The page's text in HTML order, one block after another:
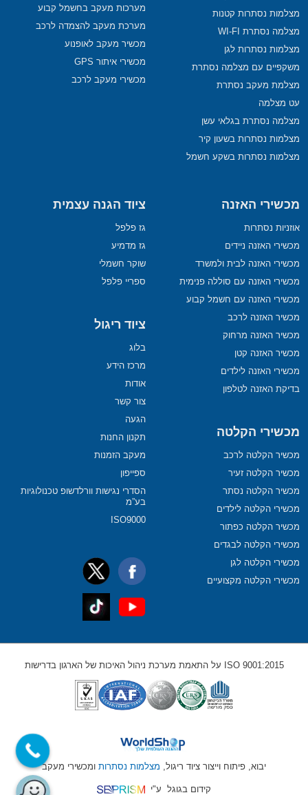
מצלמות נסתרות קטנות
מצלמה נסתרת WI-FI
מצלמות נסתרות לגן
משקפיים עם מצלמה נסתרת
מצלמת מעקב נסתרת
עט מצלמה
מצלמה נסתרת בגלאי עשן
מצלמות נסתרות בשעון קיר
מצלמות נסתרות בשקע חשמל
מערכות מעקב בחשמל קבוע
מערכת מעקב להצמדה לרכב
מכשיר מעקב לאופנוע
מכשירי איתור GPS
מכשירי מעקב לרכב
מכשירי האזנה
אוזניות נסתרות
מכשירי האזנה ניידים
מכשירי האזנה לבית ולמשרד
מכשירי האזנה עם סוללה פנימית
מכשירי האזנה עם חשמל קבוע
מכשיר האזנה לרכב
מכשיר האזנה מרחוק
מכשיר האזנה קטן
מכשירי האזנה לילדים
בדיקת האזנה לטלפון
מכשירי הקלטה
מכשיר הקלטה לרכב
מכשיר הקלטה זעיר
מכשיר הקלטה נסתר
מכשירי הקלטה לילדים
מכשיר הקלטה כפתור
מכשירי הקלטה לבגדים
מכשירי הקלטה לגן
מכשירי הקלטה מקצועיים
ציוד הגנה עצמית
גז פלפל
גז מדמיע
שוקר חשמלי
ספריי פלפל
ציוד ריגול
בלוג
מרכז הידע
אודות
צור קשר
הגעה
תקנון החנות
מעקב הזמנות
ספייפון
הסדרי נגישות וורלדשופ טכנולוגיות
בע”מ
ISO9000
ISO 9001:2015 על התאמת מערכת ניהול האיכות של הארגון בדרישות
יבוא, פיתוח וייצור ציוד ריגול, מצלמות נסתרות ומכשירי מעקב
קידום בגוגל ע"י